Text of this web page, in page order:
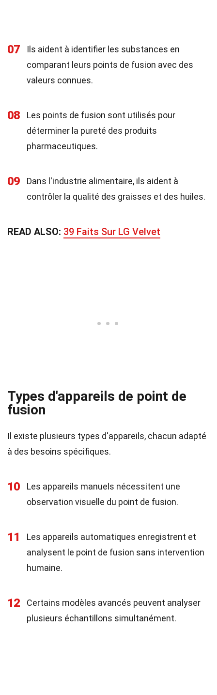
07
Ils aident à identifier les substances en
comparant leurs points de fusion avec des
valeurs connues.
08
Les points de fusion sont utilisés pour
déterminer la pureté des produits
pharmaceutiques.
09
Dans l'industrie alimentaire, ils aident à
contrôler la qualité des graisses et des huiles.
READ ALSO: 39 Faits Sur LG Velvet
Types d'appareils de point de
fusion
Il existe plusieurs types d'appareils, chacun adapté
à des besoins spécifiques.
10
Les appareils manuels nécessitent une
observation visuelle du point de fusion.
11
Les appareils automatiques enregistrent et
analysent le point de fusion sans intervention
humaine.
12
Certains modèles avancés peuvent analyser
plusieurs échantillons simultanément.